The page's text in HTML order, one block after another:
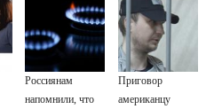
Россиянам
напомнили, что
Приговор
американцу